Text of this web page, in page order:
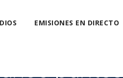
EMISIONES EN DIRECTO
puntos